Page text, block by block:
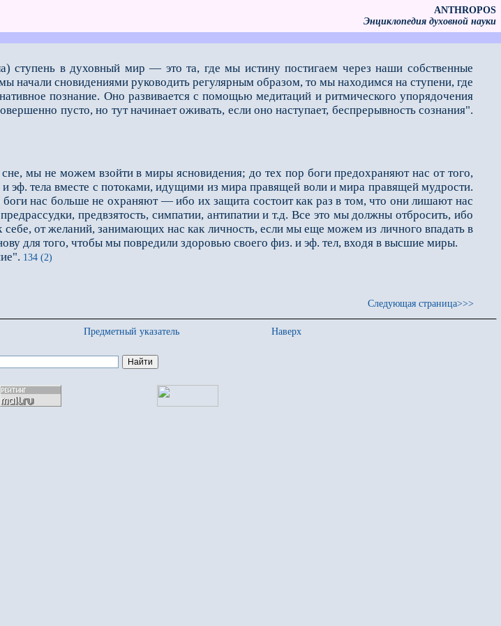
ANTHROPOS
Энциклопедия духовной науки
ступень в духовный мир — это та, где мы истину постигаем через наши собственные
начали сновидени­ями руководить регулярным образом, то мы находимся на ступени, где
познание. Оно развивается с помощью медитаций и ритмического упорядоче­ния
пусто, но тут начинает оживать, если оно наступает, беспрерывность сознания".
мы не можем взойти в миры ясновидения; до тех пор боги предохраняют нас от того,
эф. тела вместе с потоками, идущими из мира правящей воли и мира правящей мудрости.
нас больше не охраняют — ибо их защита состоит как раз в том, что они лишают нас
предвзятость, симпатии, анти­патии и т.д. Все это мы должны отбросить, ибо
от желаний, занимающих нас как личность, если мы еще можем из личного впадать в
для того, чтобы мы повредили здоровью своего физ. и эф. тел, входя в высшие миры.
134 (2)
Следующая страница>>>
Предметный указатель
Наверх